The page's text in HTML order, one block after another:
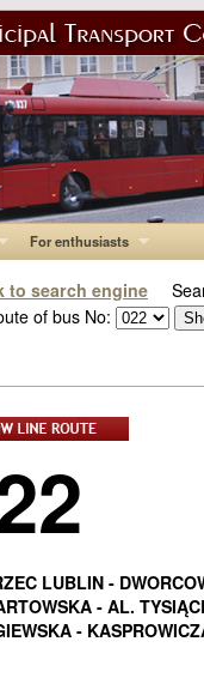
For enthusiasts
to search engine
of bus No:
LUBLIN -
- AL.
-